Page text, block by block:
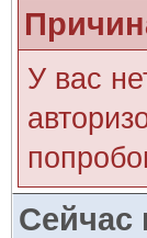
У вас
Сейчас